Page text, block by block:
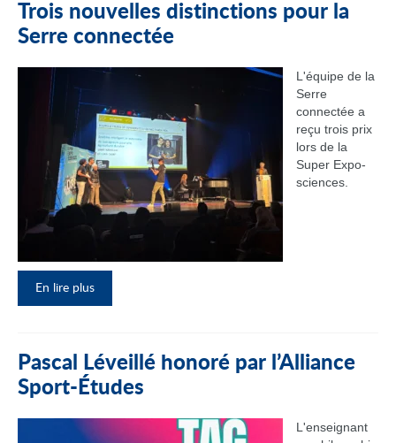
Trois nouvelles distinctions pour la
Serre connectée
L'équipe de la
Serre
connectée a
reçu trois prix
lors de la
Super Expo-
sciences.
En lire plus
Pascal Léveillé honoré par l’Alliance
Sport-Études
L'enseignant